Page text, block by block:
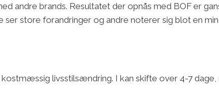
andre brands. Resultatet der opnås med BOF er
ser store forandringer og andre noterer sig blot en
livsstilsændring. I kan skifte over 4-7 dage,